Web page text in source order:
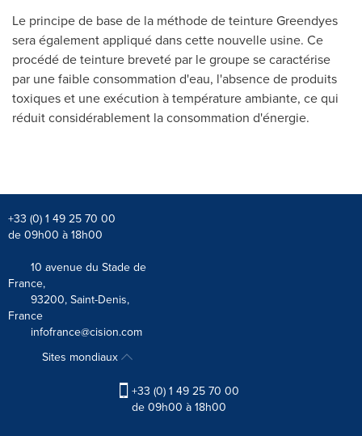
Le principe de base de la méthode de teinture Greendyes
sera également appliqué dans cette nouvelle usine. Ce
procédé de teinture breveté par le groupe se caractérise
par une faible consommation d'eau, l'absence de produits
toxiques et une exécution à température ambiante, ce qui
réduit considérablement la consommation d'énergie.
+33 (0) 1 49 25 70 00
de 09h00 à 18h00
10 avenue du Stade de
France,
93200, Saint-Denis,
France
infofrance@cision.com
Sites mondiaux
+33 (0) 1 49 25 70 00
de 09h00 à 18h00